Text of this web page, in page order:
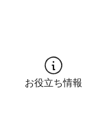
お役立ち情報